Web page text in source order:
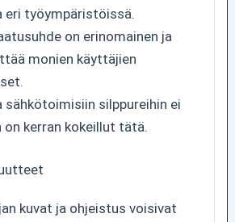
eri työympäristöissä.
on erinomainen ja
monien käyttäjien
sähkötoimisiin silppureihin ei
on kerran kokeillut tätä.
kuvat ja ohjeistus voisivat